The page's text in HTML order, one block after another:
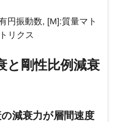
円振動数, [M]:質量マト
リクス
と剛性比例減衰
減衰力が層間速度